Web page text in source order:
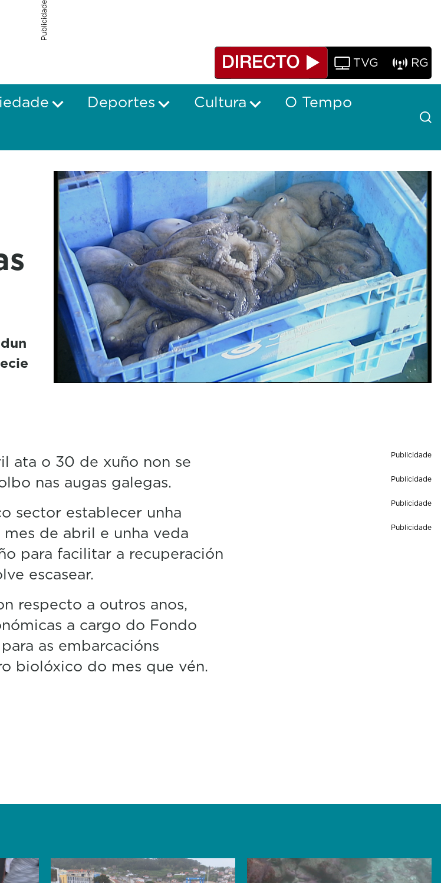
Publicidade
TVG RG
Deportes Cultura
O Tempo
ata o 30 de xuño non se
nas augas galegas.
sector establecer unha
de abril e unha veda
para facilitar a recuperación
escasear.
respecto a outros anos,
a cargo do Fondo
as embarcacións
biolóxico do mes que vén.
Publicidade
Publicidade
Publicidade
Publicidade